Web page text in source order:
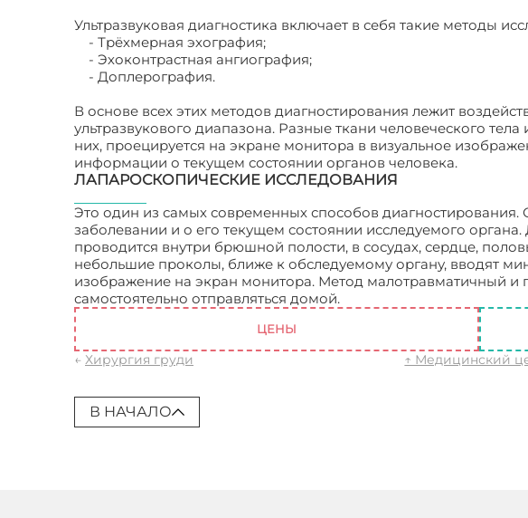
Ультразвуковая диагностика включает в себя такие методы
- Трёхмерная эхография;
- Эхоконтрастная ангиография;
- Доплерография.
В основе всех этих методов диагностирования лежит
ультразвукового диапазона. Разные ткани человеческого
них, проецируется на экране монитора в визуальное
информации о текущем состоянии органов человека.
ЛАПАРОСКОПИЧЕСКИЕ ИССЛЕДОВАНИЯ
Это один из самых современных способов
заболевании и о его текущем состоянии исследуемого
проводится внутри брюшной полости, в сосудах, сердце,
небольшие проколы, ближе к обследуемому органу, вводят
изображение на экран монитора. Метод малотравматичный и
самостоятельно отправляться домой.
ЦЕНЫ
← Хирургия груди ↑ Медицинский
В НАЧАЛО